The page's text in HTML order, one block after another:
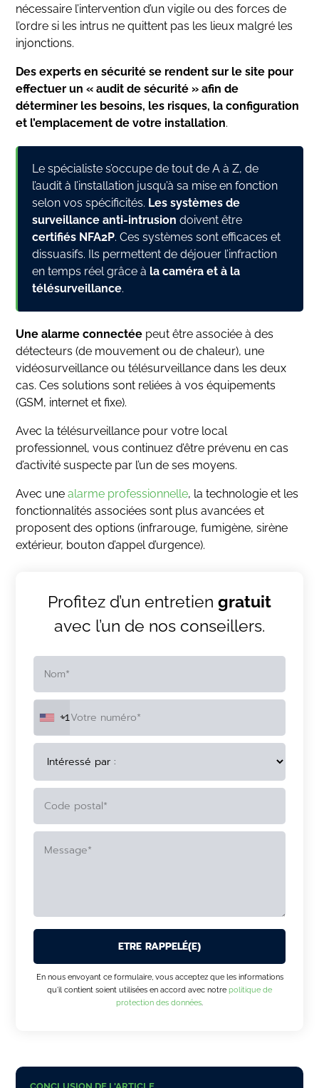
nécessaire l’intervention d’un vigile ou des forces de
l’ordre si les intrus ne quittent pas les lieux malgré les
injonctions.
Des experts en sécurité se rendent sur le site pour
effectuer un « audit de sécurité » afin de
déterminer les besoins, les risques, la configuration
et l’emplacement de votre installation.
Le spécialiste s’occupe de tout de A à Z, de
l’audit à l’installation jusqu’à sa mise en fonction
selon vos spécificités. Les systèmes de
surveillance anti-intrusion doivent être
certifiés NFA2P. Ces systèmes sont efficaces et
dissuasifs. Ils permettent de déjouer l’infraction
en temps réel grâce à la caméra et à la
télésurveillance.
Une alarme connectée peut être associée à des
détecteurs (de mouvement ou de chaleur), une
vidéosurveillance ou télésurveillance dans les deux
cas. Ces solutions sont reliées à vos équipements
(GSM, internet et fixe).
Avec la télésurveillance pour votre local
professionnel, vous continuez d’être prévenu en cas
d’activité suspecte par l’un de ses moyens.
Avec unealarme professionnelle, la technologie et les
fonctionnalités associées sont plus avancées et
proposent des options (infrarouge, fumigène, sirène
extérieur, bouton d’appel d’urgence).
Profitez d’un entretien gratuit
avec l’un de nos conseillers.
+1
En nous envoyant ce formulaire, vous acceptez que les informations
qu'il contient soient utilisées en accord avec notre politique de
protection des données.